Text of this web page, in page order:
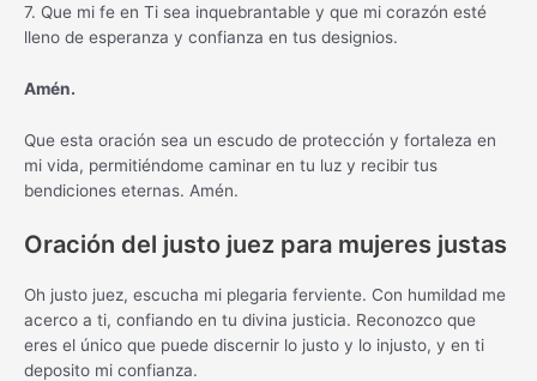
7. Que mi fe en Ti sea inquebrantable y que mi corazón esté
lleno de esperanza y confianza en tus designios.
Amén.
Que esta oración sea un escudo de protección y fortaleza en
mi vida, permitiéndome caminar en tu luz y recibir tus
bendiciones eternas. Amén.
Oración del justo juez para mujeres justas
Oh justo juez, escucha mi plegaria ferviente. Con humildad me
acerco a ti, confiando en tu divina justicia. Reconozco que
eres el único que puede discernir lo justo y lo injusto, y en ti
deposito mi confianza.